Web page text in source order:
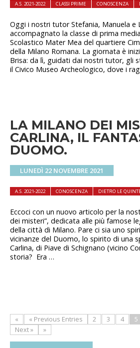
A.S. 2021-2022 CLASSI PRIME CONOSCENZA
Oggi i nostri tutor Stefania, Manuela e
accompagnato la classe di prima
Scolastico Mater Mea del quartiere
della Milano Romana. La giornata è
Brisa: da lì, guidati dai nostri tutor, gli
il Civico Museo Archeologico, dove i
LA MILANO DEI
CARLINA, IL
DUOMO.
LUNEDÌ 22 NOVEMBRE 2021
A.S. 2021-2022 CONOSCENZA DIETRO LE
Eccoci con un nuovo articolo per la
dei misteri”, dedicata alle più famose
della città di Milano. Pare ci sia uno
vicinanze del Duomo, lo spirito di una
Carlina, di Piave di Schignano (vicino
storia? Era …
« « Previous Entries 2 3 4 5
Next »
»